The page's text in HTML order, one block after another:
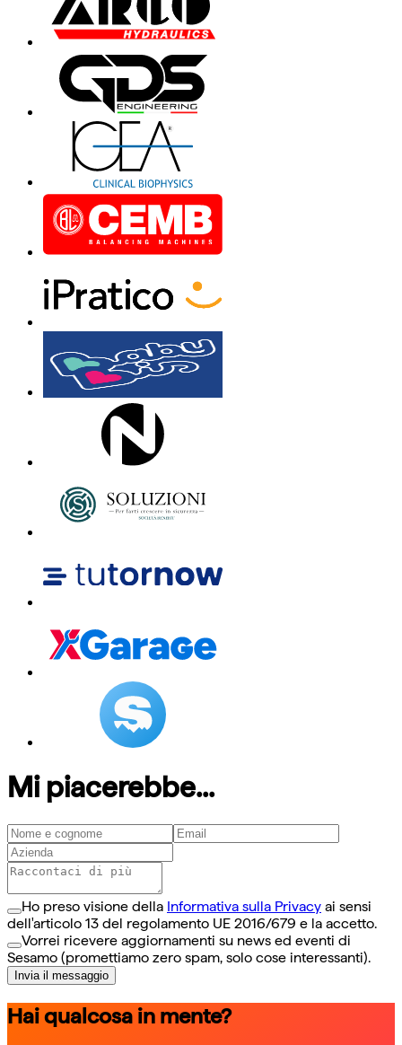
Mi piacerebbe...
Ho preso visione della Informativa sulla Privacy ai sensi
dell'articolo 13 del regolamento UE 2016/679 e la accetto.
Vorrei ricevere aggiornamenti su news ed eventi di
Sesamo (promettiamo zero spam, solo cose interessanti).
Invia il messaggio
Hai qualcosa in mente?